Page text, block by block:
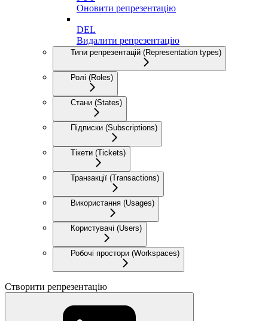
Оновити репрезентацію
DEL
Видалити репрезентацію
Типи репрезентацій (Representation types)
Ролі (Roles)
Стани (States)
Підписки (Subscriptions)
Тікети (Tickets)
Транзакції (Transactions)
Використання (Usages)
Користувачі (Users)
Робочі простори (Workspaces)
Створити репрезентацію